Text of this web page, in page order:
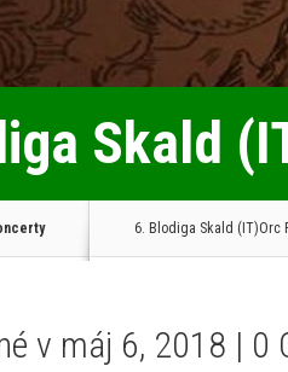
Skald
6. Blodiga Skald (IT)Orc
v máj 6, 2018 | 0